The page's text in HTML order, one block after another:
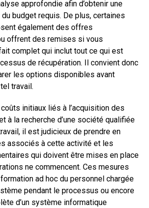
approfondie afin d’obtenir une
budget requis. De plus, certaines
également des offres
offrent des remises si vous
complet qui inclut tout ce qui est
de récupération. Il convient donc
les options disponibles avant
travail.
initiaux liés à l’acquisition des
à la recherche d’une société qualifiée
il est judicieux de prendre en
associés à cette activité et les
qui doivent être mises en place
ne commencent. Ces mesures
ad hoc du personnel chargée
pendant le processus ou encore
d’un système informatique